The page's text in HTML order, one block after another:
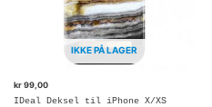
IKKE PÅ LAGER
kr99,00
IDeal Deksel til iPhone X/XS